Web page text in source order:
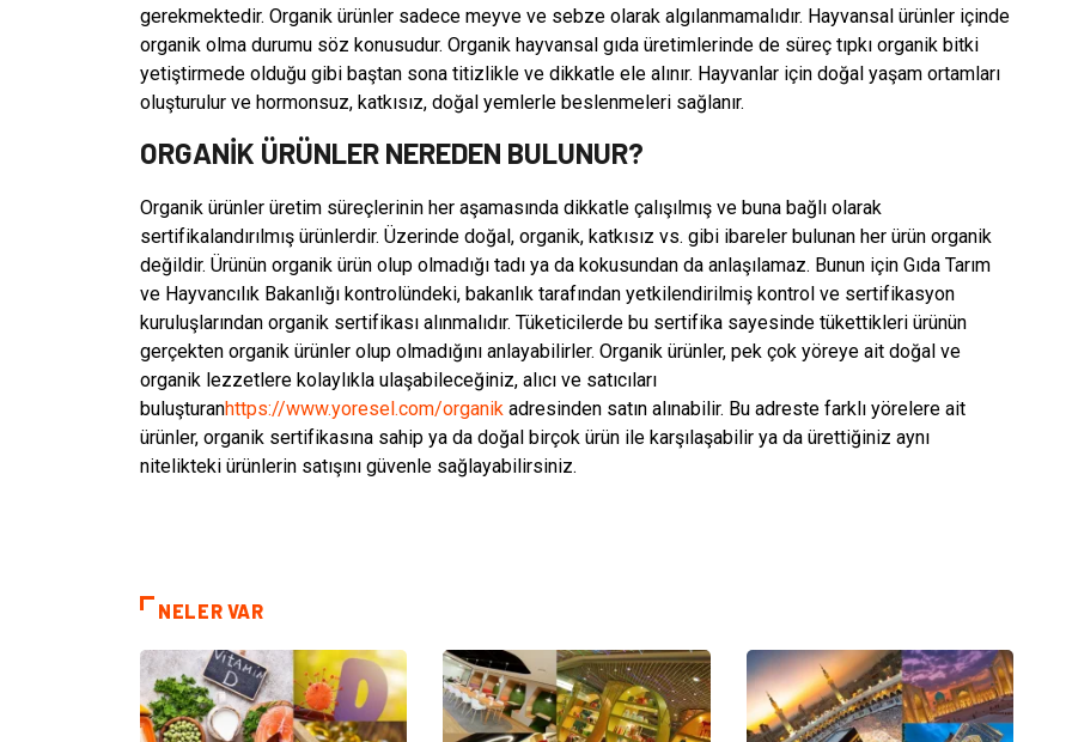
gerekmektedir. Organik ürünler sadece meyve ve sebze olarak algılanmamalıdır. Hayvansal ürünler içinde
organik olma durumu söz konusudur. Organik hayvansal gıda üretimlerinde de süreç tıpkı organik bitki
yetiştirmede olduğu gibi baştan sona titizlikle ve dikkatle ele alınır. Hayvanlar için doğal yaşam ortamları
oluşturulur ve hormonsuz, katkısız, doğal yemlerle beslenmeleri sağlanır.
ORGANİK ÜRÜNLER NEREDEN BULUNUR?
Organik ürünler üretim süreçlerinin her aşamasında dikkatle çalışılmış ve buna bağlı olarak
sertifikalandırılmış ürünlerdir. Üzerinde doğal, organik, katkısız vs. gibi ibareler bulunan her ürün organik
değildir. Ürünün organik ürün olup olmadığı tadı ya da kokusundan da anlaşılamaz. Bunun için Gıda Tarım
ve Hayvancılık Bakanlığı kontrolündeki, bakanlık tarafından yetkilendirilmiş kontrol ve sertifikasyon
kuruluşlarından organik sertifikası alınmalıdır. Tüketicilerde bu sertifika sayesinde tükettikleri ürünün
gerçekten organik ürünler olup olmadığını anlayabilirler. Organik ürünler, pek çok yöreye ait doğal ve
organik lezzetlere kolaylıkla ulaşabileceğiniz, alıcı ve satıcıları
buluşturanhttps://www.yoresel.com/organik adresinden satın alınabilir. Bu adreste farklı yörelere ait
ürünler, organik sertifikasına sahip ya da doğal birçok ürün ile karşılaşabilir ya da ürettiğiniz aynı
nitelikteki ürünlerin satışını güvenle sağlayabilirsiniz.
NELER VAR